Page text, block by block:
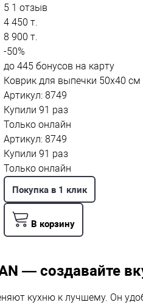
5 1 отзыв
4 450 т.
8 900 т.
-50%
до 445 бонусов на карту
Коврик для выпечки 50x40 см
Артикул: 8749
Купили 91 раз
Только онлайн
Артикул: 8749
Купили 91 раз
Только онлайн
Покупка в 1 клик
В корзину
— создавайте
кухню к лучшему. Он